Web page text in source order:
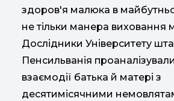
здоров'я малюка в
не тільки манера виховання
Дослідники Університету
Пенсильванія
взаємодії батька й матері з
десятимісячними